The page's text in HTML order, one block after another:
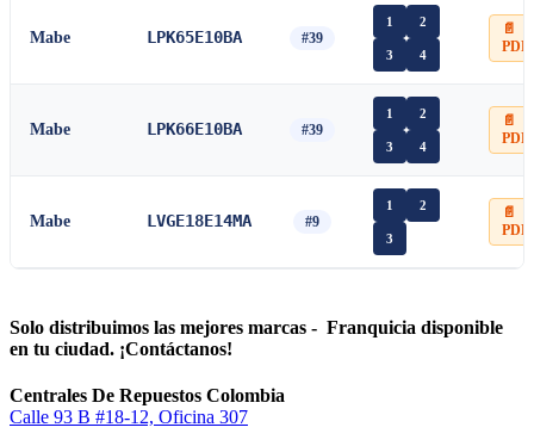
Mabe LPK65E10BA #39
1 2
3 4
📄
PDF
Mabe LPK66E10BA #39
1 2
3 4
📄
PDF
Mabe LVGE18E14MA #9
1 2
3
📄
PDF
Solo distribuimos las mejores marcas - Franquicia disponible
en tu ciudad. ¡Contáctanos!
Centrales De Repuestos Colombia
Calle 93 B #18-12, Oficina 307